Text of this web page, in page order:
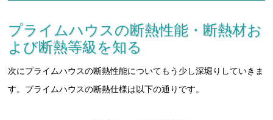
プライムハウスの断熱性能・断熱材お
よび断熱等級を知る
次にプライムハウスの断熱性能についてもう少し深堀りしていきま
す。プライムハウスの断熱仕様は以下の通りです。